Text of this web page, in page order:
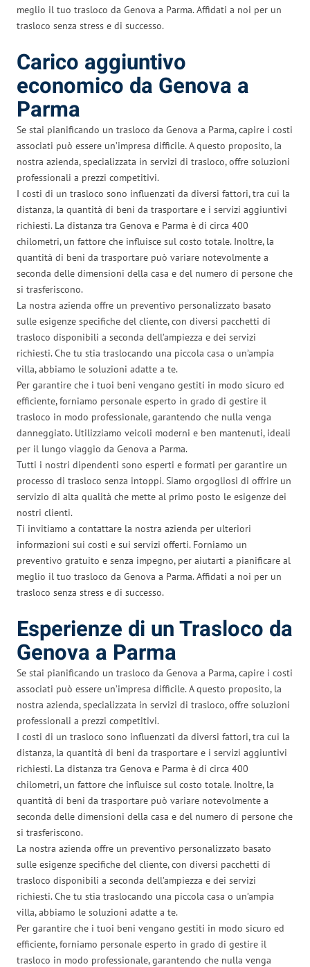
meglio il tuo trasloco da Genova a Parma. Affidati a noi per un
trasloco senza stress e di successo.
Carico aggiuntivo
economico da Genova a
Parma
Se stai pianificando un trasloco da Genova a Parma, capire i costi
associati può essere un’impresa difficile. A questo proposito, la
nostra azienda, specializzata in servizi di trasloco, offre soluzioni
professionali a prezzi competitivi.
I costi di un trasloco sono influenzati da diversi fattori, tra cui la
distanza, la quantità di beni da trasportare e i servizi aggiuntivi
richiesti. La distanza tra Genova e Parma è di circa 400
chilometri, un fattore che influisce sul costo totale. Inoltre, la
quantità di beni da trasportare può variare notevolmente a
seconda delle dimensioni della casa e del numero di persone che
si trasferiscono.
La nostra azienda offre un preventivo personalizzato basato
sulle esigenze specifiche del cliente, con diversi pacchetti di
trasloco disponibili a seconda dell’ampiezza e dei servizi
richiesti. Che tu stia traslocando una piccola casa o un’ampia
villa, abbiamo le soluzioni adatte a te.
Per garantire che i tuoi beni vengano gestiti in modo sicuro ed
efficiente, forniamo personale esperto in grado di gestire il
trasloco in modo professionale, garantendo che nulla venga
danneggiato. Utilizziamo veicoli moderni e ben mantenuti, ideali
per il lungo viaggio da Genova a Parma.
Tutti i nostri dipendenti sono esperti e formati per garantire un
processo di trasloco senza intoppi. Siamo orgogliosi di offrire un
servizio di alta qualità che mette al primo posto le esigenze dei
nostri clienti.
Ti invitiamo a contattare la nostra azienda per ulteriori
informazioni sui costi e sui servizi offerti. Forniamo un
preventivo gratuito e senza impegno, per aiutarti a pianificare al
meglio il tuo trasloco da Genova a Parma. Affidati a noi per un
trasloco senza stress e di successo.
Esperienze di un Trasloco da
Genova a Parma
Se stai pianificando un trasloco da Genova a Parma, capire i costi
associati può essere un’impresa difficile. A questo proposito, la
nostra azienda, specializzata in servizi di trasloco, offre soluzioni
professionali a prezzi competitivi.
I costi di un trasloco sono influenzati da diversi fattori, tra cui la
distanza, la quantità di beni da trasportare e i servizi aggiuntivi
richiesti. La distanza tra Genova e Parma è di circa 400
chilometri, un fattore che influisce sul costo totale. Inoltre, la
quantità di beni da trasportare può variare notevolmente a
seconda delle dimensioni della casa e del numero di persone che
si trasferiscono.
La nostra azienda offre un preventivo personalizzato basato
sulle esigenze specifiche del cliente, con diversi pacchetti di
trasloco disponibili a seconda dell’ampiezza e dei servizi
richiesti. Che tu stia traslocando una piccola casa o un’ampia
villa, abbiamo le soluzioni adatte a te.
Per garantire che i tuoi beni vengano gestiti in modo sicuro ed
efficiente, forniamo personale esperto in grado di gestire il
trasloco in modo professionale, garantendo che nulla venga